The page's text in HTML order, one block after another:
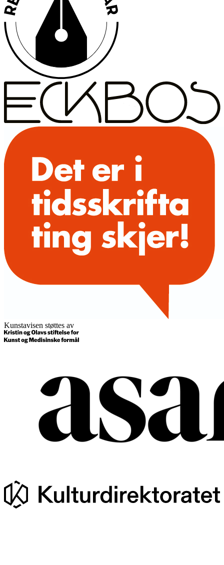
Kunstavisen støttes av